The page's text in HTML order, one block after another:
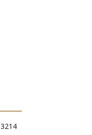
3214